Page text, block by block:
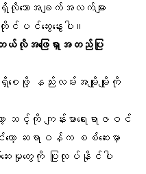
ောအချက်အလက်များ
ဆွေးနွေးပါ။
လိုအဖြေရှာအတည်ပြု
ဖို့ နည်းလမ်းအမျိုးမျိုးကို
ကို ကျန်းမာရေးရာဇဝင်
တော့ ဆရာဝန်က စစ်ဆေးမှာ
ေးမှုတွေကို ပြုလုပ်နိုင်ပါ